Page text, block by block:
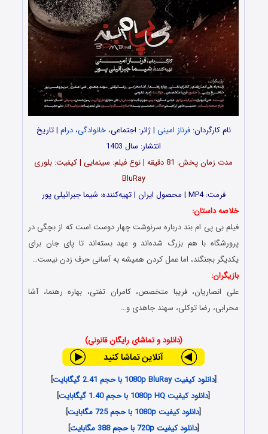
نام کارگردان:فرناز امینی | ژانر: اجتماعی،خانوادگی،درام | تاریخ
انتشار: سال 1403
مدت‌‌ زمان پخش: 81 دقیقه | نوع فیلم: سینمایی | کیفیت: بلوری
BluRay
فرمت: MP4 | محصول ایران | تهیه‎‌کننده: شیما جبرائیلی پور
خلاصه داستان:
فیلم بی پی ام بند درباره سرنوشت چهار دوست است که از بچگی در
پرورشگاه با هم بزرگ شده‌اند و عهد بسته‌اند تا پای جان برای
یکدیگر بجنگند، اما عمل کردن همیشه به آسانی حرف زدن نیست…
بازیگران:
علی انصاریان، فریبا متخصص، کامران تفتی، بهاره رهنما، آشا
محرابی، رضا توکلی، سهند جاهدی و…
(دانلود و تماشای رایگان قانونی)
[دانلود کیفیت 1080p BluRay با حجم 2.41 گیگابایت
]
[دانلود کیفیت 1080p HQ با حجم 1.40 گیگابایت
]
[دانلود کیفیت 1080p با حجم 725 مگابایت
]
[دانلود کیفیت 720p با حجم 388 مگابایت
]